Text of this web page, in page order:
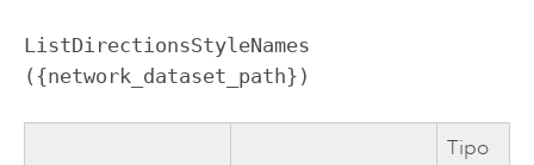
ListDirectionsStyleNames
({network_dataset_path})
Tipo